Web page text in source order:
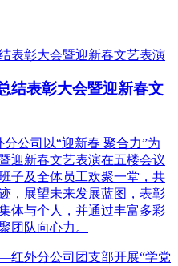
结表彰大会暨迎新春文
分公司以“迎新春 聚合力”为
迎新春文艺表演在五楼会议
子及全体员工欢聚一堂，共
，展望未来发展蓝图，表彰
体与个人，并通过丰富多彩
团队向心力。
外分公司团支部开展“学党